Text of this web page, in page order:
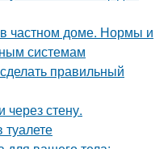
частном доме. Нормы и
системам
правильный
через стену.
туалете